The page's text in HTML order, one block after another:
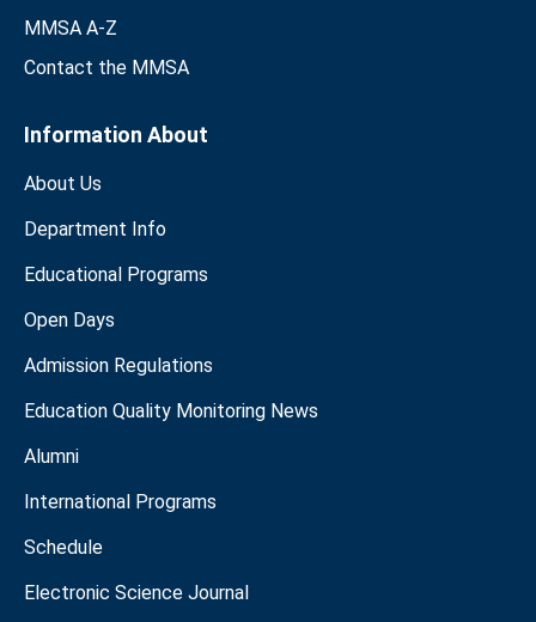
MMSA A-Z
Contact the MMSA
Information About
About Us
Department Info
Educational Programs
Open Days
Admission Regulations
Education Quality Monitoring News
Alumni
International Programs
Schedule
Electronic Science Journal